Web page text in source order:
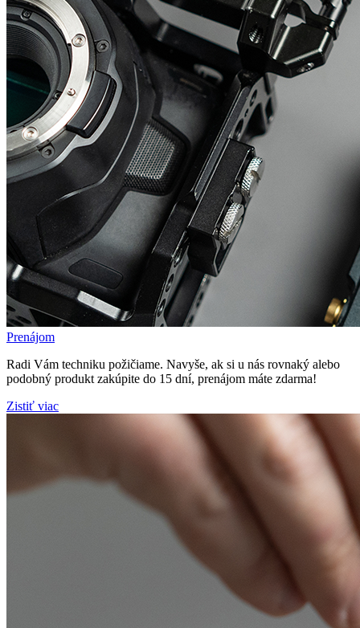
Prenájom
Radi Vám techniku požičiame. Navyše, ak si u nás rovnaký alebo
podobný produkt zakúpite do 15 dní, prenájom máte zdarma!
Zistiť viac